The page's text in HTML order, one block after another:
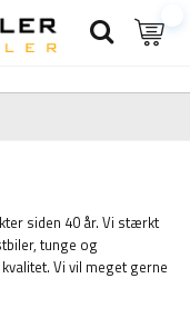
siden 40 år. Vi stærkt
tunge og
Vi vil meget gerne